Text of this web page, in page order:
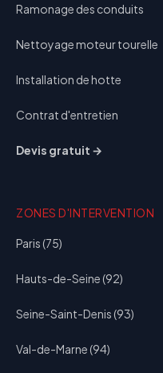
Ramonage des conduits
Nettoyage moteur tourelle
Installation de hotte
Contrat d'entretien
Devis gratuit →
ZONES D'INTERVENTION
Paris (75)
Hauts-de-Seine (92)
Seine-Saint-Denis (93)
Val-de-Marne (94)